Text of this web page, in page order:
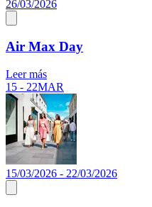
26/03/2026
Air Max Day
Leer más
15 - 22MAR
15/03/2026 - 22/03/2026